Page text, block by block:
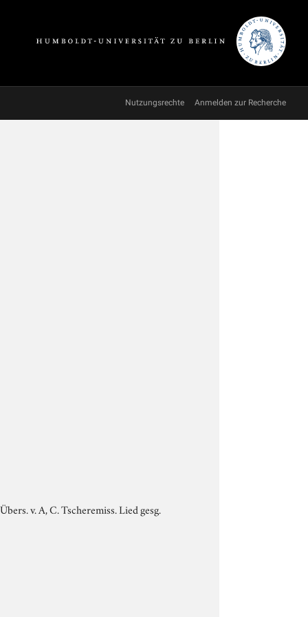
Nutzungsrechte Anmelden zur Recherche
v. A, C. Tscheremiss. Lied gesg.